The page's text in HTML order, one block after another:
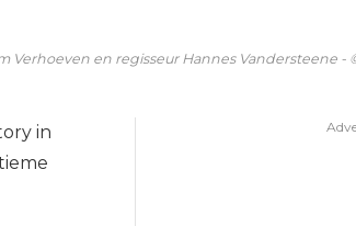
Verhoeven en regisseur Hannes Vandersteene -
in